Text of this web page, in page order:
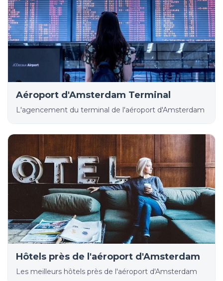
Aéroport d'Amsterdam Terminal
L'agencement du terminal de l'aéroport d'Amsterdam
Hôtels près de l'aéroport d'Amsterdam
Les meilleurs hôtels près de l'aéroport d'Amsterdam